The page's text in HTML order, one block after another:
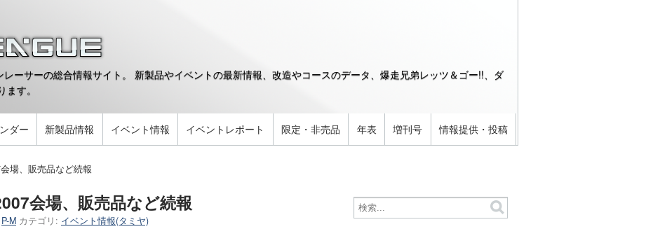
レーサーの総合情報サイト。 新製品やイベントの最新情報、改造やコースのデータ、爆走兄弟レッツ＆ゴー!!、ダ
す。
ダー 新製品情報 イベント情報 イベントレポート 限定・非売品 年表 増刊号 情報提供・投稿
場、販売品など続報
会場、販売品など続報
P-M カテゴリ: イベント情報(タミヤ)